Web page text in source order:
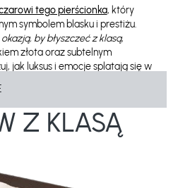
tego pierścionka, który
symbolem blasku i prestiżu.
by błyszczeć z klasą,
złota oraz subtelnym
jak luksus i emocje splatają się w
Z KLASĄ